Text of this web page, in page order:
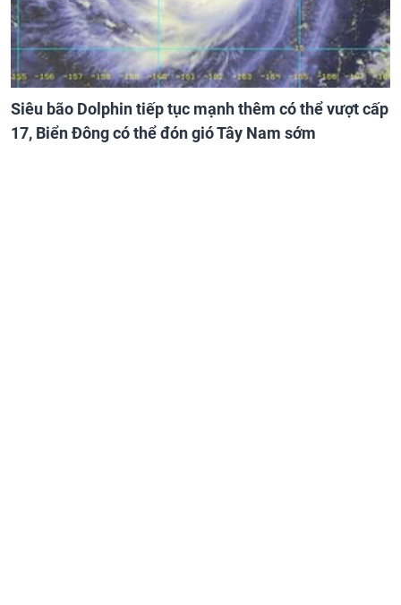
Siêu bão Dolphin tiếp tục mạnh thêm có thể vượt cấp
17, Biển Đông có thể đón gió Tây Nam sớm